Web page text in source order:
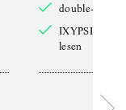
double-
lesen